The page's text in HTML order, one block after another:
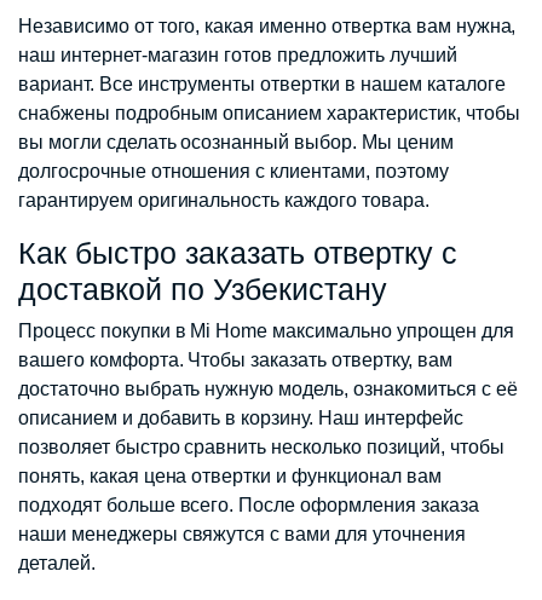
Независимо от того, какая именно отвертка вам нужна,
наш интернет-магазин готов предложить лучший
вариант. Все инструменты отвертки в нашем каталоге
снабжены подробным описанием характеристик, чтобы
вы могли сделать осознанный выбор. Мы ценим
долгосрочные отношения с клиентами, поэтому
гарантируем оригинальность каждого товара.
Как быстро заказать отвертку с
доставкой по Узбекистану
Процесс покупки в Mi Home максимально упрощен для
вашего комфорта. Чтобы заказать отвертку, вам
достаточно выбрать нужную модель, ознакомиться с её
описанием и добавить в корзину. Наш интерфейс
позволяет быстро сравнить несколько позиций, чтобы
понять, какая цена отвертки и функционал вам
подходят больше всего. После оформления заказа
наши менеджеры свяжутся с вами для уточнения
деталей.